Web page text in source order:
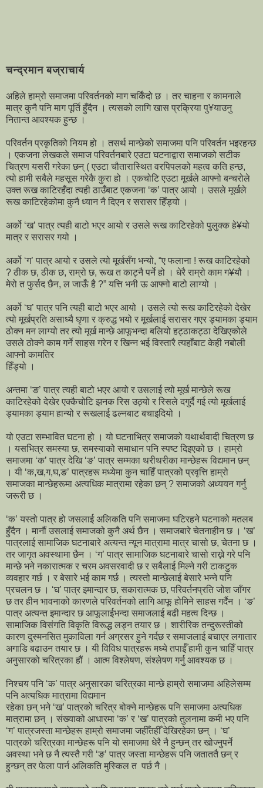
चन्द्रमान बज्राचार्य
अहिले हाम्रो समाजमा परिवर्तनको माग चर्किंदो छ । तर चाहना र कामनाले
मात्र कुनै पनि माग पूर्ति हुँदैन । त्यसको लागि खास प्रक्रिया पु¥याउनु
नितान्त आवश्यक हुन्छ ।
परिवर्तन प्रकृतिको नियम हो । तसर्थ मान्छेको समाजमा पनि परिवर्तन भइरहन्छ
। एकजना लेखकले समाज परिवर्तनबारे एउटा घटनाद्वारा समाजको सटीक
चित्रण यसरी गरेका छन् ( एउटा चौतारास्थित वरपिपलको महत्व कति हन्छ,
त्यो हामी सबैले महसूस गरेकै कुरा हो । एकचोटि एउटा मूर्खले आफ्नो बन्चरोले
उक्त रूख काटिरहँदा त्यही ठाउँबाट एकजना ‘क’ पात्र आयो । उसले मूर्खले
रूख काटिरहेकोमा कुनै ध्यान नै दिएन र सरासर हिँड्यो ।
अर्को ‘ख’ पात्र त्यही बाटो भएर आयो र उसले रूख काटिरहेको पुलुक्क हे¥यो
मात्र र सरासर गयो ।
अर्को ‘ग’ पात्र आयो र उसले त्यो मूर्खसँग भन्यो, “ए फलाना ! रूख काटिरहेको
? ठीक छ, ठीक छ, राम्रो छ, रूख त काट्नै पर्ने हो । धेरै राम्रो काम ग¥यौ ।
मेरो त फुर्सद छैन, ल जाऊँ है ?” यत्ति भनी ऊ आफ्नो बाटो लाग्यो ।
अर्को ‘घ’ पात्र पनि त्यही बाटो भएर आयो । उसले त्यो रूख काटिरहेको देखेर
त्यो मूर्खप्रति असाध्यै घृणा र क्रुद्ध भयो र मूर्खलाई सरासर गएर ड्यामका ड्याम
ठोक्न मन लाग्यो तर त्यो मूर्ख मान्छे आफूभन्दा बलियो हट्ठाकट्ठा देखिएकोले
उसले ठोक्ने काम गर्ने साहस गरेन र खिन्न भई विस्तारै त्यहाँबाट केही नबोली
आफ्नो कामतिर
हिँड्यो ।
अन्तमा ‘ङ’ पात्र त्यही बाटो भएर आयो र उसलाई त्यो मूर्ख मान्छेले रूख
काटिरहेको देखेर एक्कैचोटि झनक रिस उठ्यो र रिसले दगुर्दै गई त्यो मूर्खलाई
ड्यामका ड्याम हान्यो र रूखलाई ढल्नबाट बचाइदियो ।
यो एउटा सम्भावित घटना हो । यो घटनाभित्र समाजको यथार्थवादी चित्रण छ
। यसभित्र समस्या छ, समस्याको समाधान पनि स्पष्ट दिइएको छ । हाम्रो
समाजमा ‘क’ पात्र देखि ‘ङ’ पात्र सम्मका थरीथरीका मान्छेहरू विद्यमान छन्
। यी ‘क,ख,ग,घ,ङ’ पात्रहरू मध्येमा कुन चाहिँ पात्रको प्रवृत्ति हाम्रो
समाजका मान्छेहरूमा अत्यधिक मात्रामा रहेका छन् ? समाजको अध्ययन गर्नु
जरूरी छ ।
‘क’ यस्तो पात्र हो जसलाई अलिकति पनि समाजमा घटिरहने घटनाको मतलब
हुँदैन । मानौं उसलाई समाजको कुनै अर्थ छैन । समाजबारे चेतनाहीन छ । ‘ख’
पात्रलाई सामाजिक घटनाबारे अत्यन्त न्यून मात्रामा मात्र चासो छ, चेतना छ ।
तर जागृत अवस्थामा छैन । ‘ग’ पात्र सामाजिक घटनाबारे चासो राख्ने गरे पनि
मान्छे भने नकारात्मक र चरम अवसरवादी छ र सबैलाई मिल्ने गरी टाकटुक
व्यवहार गर्छ । र बेसारे भई काम गर्छ । त्यस्तो मान्छेलाई बेसारे भन्ने पनि
प्रचलन छ । ‘घ’ पात्र इमान्दार छ, सकारात्मक छ, परिवर्तनप्रति जोश जाँगर
छ तर हीन भावनाको कारणले परिवर्तनको लागि आफू होमिने साहस गर्दैन । ‘ङ’
पात्र अत्यन्त इमान्दार छ आफूलाईभन्दा समाजलाई बढी महत्व दिन्छ ।
सामाजिक विसंगति विकृति विरूद्ध लड्न तयार छ । शारीरिक तन्दुरूस्तीको
कारण दुस्मनसित मुकाविला गर्न अग्रसर हुने गर्दछ र समाजलाई बचाएर लगातार
अगाडि बढाउन तयार छ । यी विविध पात्रहरू मध्ये तपाईँ हामी कुन चाहिँ पात्र
अनुसारको चरित्रका हौं । आत्म विश्लेषण, संश्लेषण गर्नु आवश्यक छ ।
निश्चय पनि ‘क’ पात्र अनुसारका चरित्रका मान्छे हाम्रो समाजमा अहिलेसम्म
पनि अत्यधिक मात्रामा विद्यमान
रहेका छन् भने ‘ख’ पात्रको चरित्र बोक्ने मान्छेहरू पनि समाजमा अत्यधिक
मात्रामा छन् । संख्याको आधारमा ‘क’ र ‘ख’ पात्रको तुलनामा कमी भए पनि
‘ग’ पात्रजस्ता मान्छेहरू हाम्रो समाजमा जहीँतहीँ देखिरहेका छन् । ‘घ’
पात्रको चरित्रका मान्छेहरू पनि यो समाजमा धेरै नै हुन्छन् तर खोज्नुपर्ने
अवस्था भने छ नै त्यस्तै गरी ‘ङ’ पात्र जस्ता मान्छेहरू पनि जताततै छन् र
हुन्छन् तर फेला पार्न अलिकति मुस्किल त पर्छ नै ।